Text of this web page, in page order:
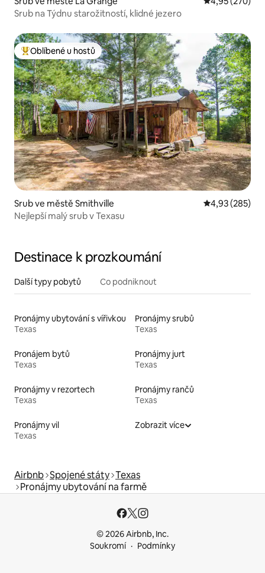
Srub na Týdnu starožitností, klidné jezero
Nejlepší v kategorii Oblíbené u hostů
Oblíbené u hostů
Srub ve městě Smithville Průměrné
4,93 (285)
Nejlepší malý srub v Texasu
Destinace k prozkoumání
Další typy pobytů Co podniknout
Pronájmy ubytování s vířivkou
Texas
Pronájmy srubů
Texas
Pronájem bytů
Texas
Pronájmy jurt
Texas
Pronájmy v rezortech
Texas
Pronájmy rančů
Texas
Pronájmy vil
Texas
Zobrazit více
Airbnb Spojené státy Texas
Pronájmy ubytování na farmě
© 2026 Airbnb, Inc.
Soukromí
Podmínky